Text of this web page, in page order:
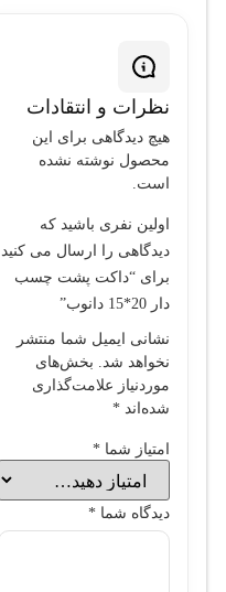
نظرات و انتقادات
هیچ دیدگاهی برای این
محصول نوشته نشده
است.
اولین نفری باشید که
دیدگاهی را ارسال می کنید
برای “داکت پشت چسب
دار 20*15 دانوب”
نشانی ایمیل شما منتشر
نخواهد شد. بخش‌های
موردنیاز علامت‌گذاری
شده‌اند *
امتیاز شما *
دیدگاه شما *